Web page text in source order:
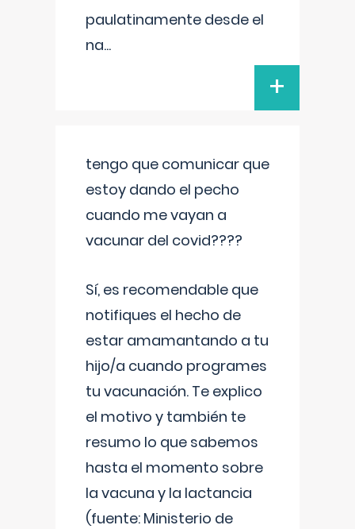
paulatinamente desde el
na...
+
tengo que comunicar que
estoy dando el pecho
cuando me vayan a
vacunar del covid????
Sí, es recomendable que
notifiques el hecho de
estar amamantando a tu
hijo/a cuando programes
tu vacunación. Te explico
el motivo y también te
resumo lo que sabemos
hasta el momento sobre
la vacuna y la lactancia
(fuente: Ministerio de